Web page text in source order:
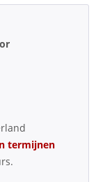
termijnen